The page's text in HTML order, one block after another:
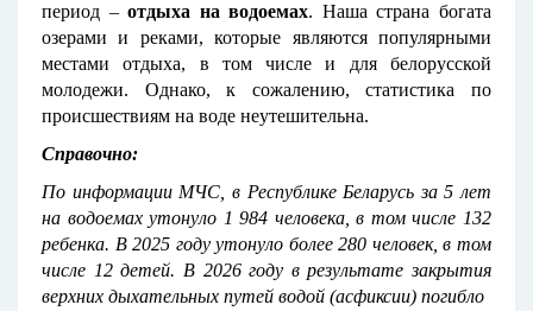
период –отдыха на водоемах. Наша страна богата
озерами и реками, которые являются популярными
местами отдыха, в том числе и для белорусской
молодежи. Однако, к сожалению, статистика по
происшествиям на воде неутешительна.
Справочно:
По информации МЧС, в Республике Беларусь за 5 лет
на водоемах утонуло 1 984 человека, в том числе 132
ребенка. В 2025 году утонуло более 280 человек, в том
числе 12 детей. В 2026 году в результате закрытия
верхних дыхательных путей водой (асфиксии) погибло